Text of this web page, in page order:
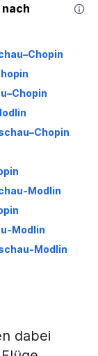
Modlin
Modlin
Modlin
dabei